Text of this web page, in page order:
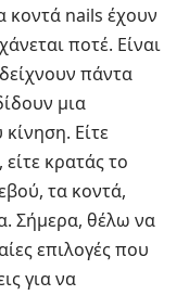
κοντά nails έχουν
ποτέ. Είναι
πάντα
μια
Είτε
κρατάς το
τα κοντά,
Σήμερα, θέλω να
επιλογές που
για να